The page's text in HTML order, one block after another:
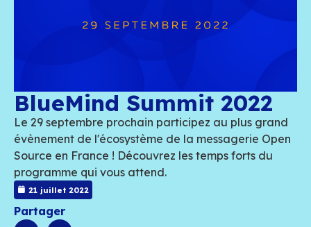
BlueMind Summit
Le 29 septembre prochain participez au